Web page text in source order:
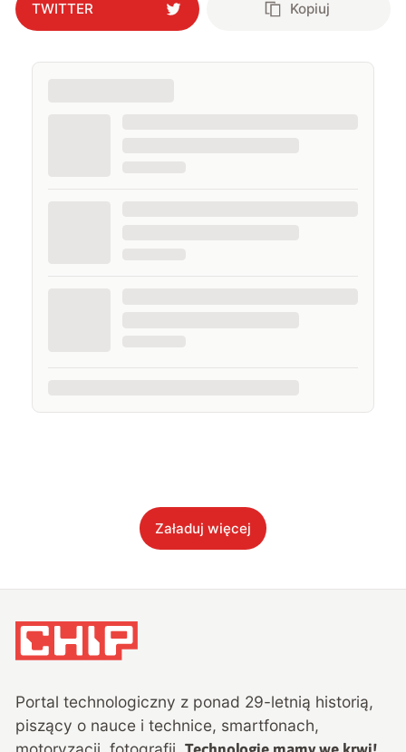
TWITTER Kopiuj
Załaduj więcej
Portal technologiczny z ponad 29-letnią historią,
piszący o nauce i technice, smartfonach,